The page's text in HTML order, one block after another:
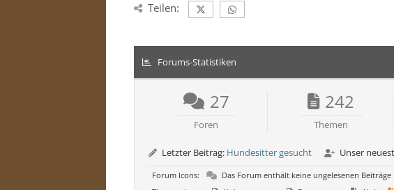
Teilen:
Forums-Statistiken
27
Foren
242
Themen
Letzter Beitrag: Hundesitter gesucht Unser
Forum Icons: Das Forum enthält keine ungelesenen Beiträge